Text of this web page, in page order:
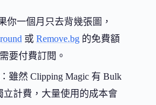
你一個月只去背幾張圖，
或 Remove.bg 的免費額
要付費訂閱。
：雖然 Clipping Magic 有 Bulk
立計費，大量使用的成本會